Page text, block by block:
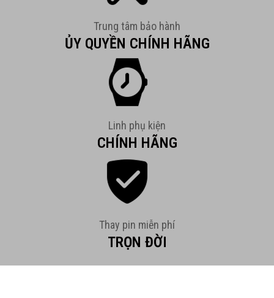
Trung tâm bảo hành
ỦY QUYỀN CHÍNH HÃNG
Linh phụ kiện
CHÍNH HÃNG
Thay pin miễn phí
TRỌN ĐỜI